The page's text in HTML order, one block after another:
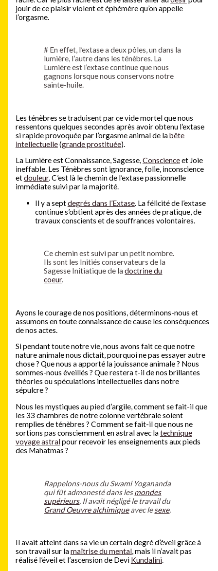
jouir de ce plaisir violent et éphémère qu’on appelle
l’orgasme.
# En effet, l’extase a deux pôles, un dans la
lumière, l’autre dans les ténèbres. La
Lumière est l’extase continue que nous
gagnons lorsque nous conservons notre
sainte-huile.
Les ténèbres se traduisent par ce vide mortel que nous
ressentons quelques secondes après avoir obtenu l’extase
si rapide provoquée par l’orgasme animal de labête
intellectuelle(grande prostituée).
La Lumière est Connaissance, Sagesse,Conscienceet Joie
ineffable. Les Ténèbres sont ignorance, folie, inconscience
etdouleur. C’est là le chemin de l’extase passionnelle
immédiate suivi par la majorité.
Il y a septdegrés dans l’Extase. La félicité de l’extase
continue s’obtient après des années de pratique, de
travaux conscients et de souffrances volontaires.
Ce chemin est suivi par un petit nombre.
Ils sont les Initiés conservateurs de la
Sagesse Initiatique de ladoctrine du
coeur.
Ayons le courage de nos positions, déterminons-nous et
assumons en toute connaissance de cause les conséquences
de nos actes.
Si pendant toute notre vie, nous avons fait ce que notre
nature animale nous dictait, pourquoi ne pas essayer autre
chose ? Que nous a apporté la jouissance animale ? Nous
sommes-nous éveillés ? Que restera t-il de nos brillantes
théories ou spéculations intellectuelles dans notre
sépulcre ?
Nous les mystiques au pied d’argile, comment se fait-il que
les 33 chambres de notre colonne vertébrale soient
remplies de ténèbres ? Comment se fait-il que nous ne
sortions pas consciemment en astral avec latechnique
voyage astralpour recevoir les enseignements aux pieds
des Mahatmas ?
Rappelons-nous du Swami Yogananda
qui fût admonesté dans lesmondes
supérieurs. Il avait négligé le travail du
Grand Oeuvre alchimiqueavec le sexe.
Il avait atteint dans sa vie un certain degré d’éveil grâce à
son travail sur lamaîtrise du mental, mais il n’avait pas
réalisé l’éveil et l’ascension de Devi Kundalini.